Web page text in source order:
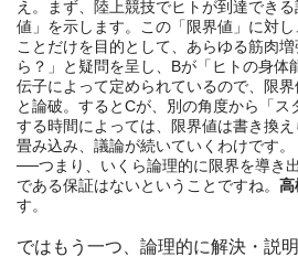
え。まず、陸上競技でヒトが到達でき
値」を示します。この「限界値」に対
ことだけを目的として、あらゆる筋肉
ら？」と疑問を呈し、Bが「ヒトの身体
伝子によって定められているので、限界
と論破。するとCが、別の角度から「
する時間によっては、限界値は書き換
畳み込み、議論が続いていくわけです。
──つまり、いくら論理的に限界を導き
である保証はないということですね。 高
す。
ではもう一つ、論理的に解決・説